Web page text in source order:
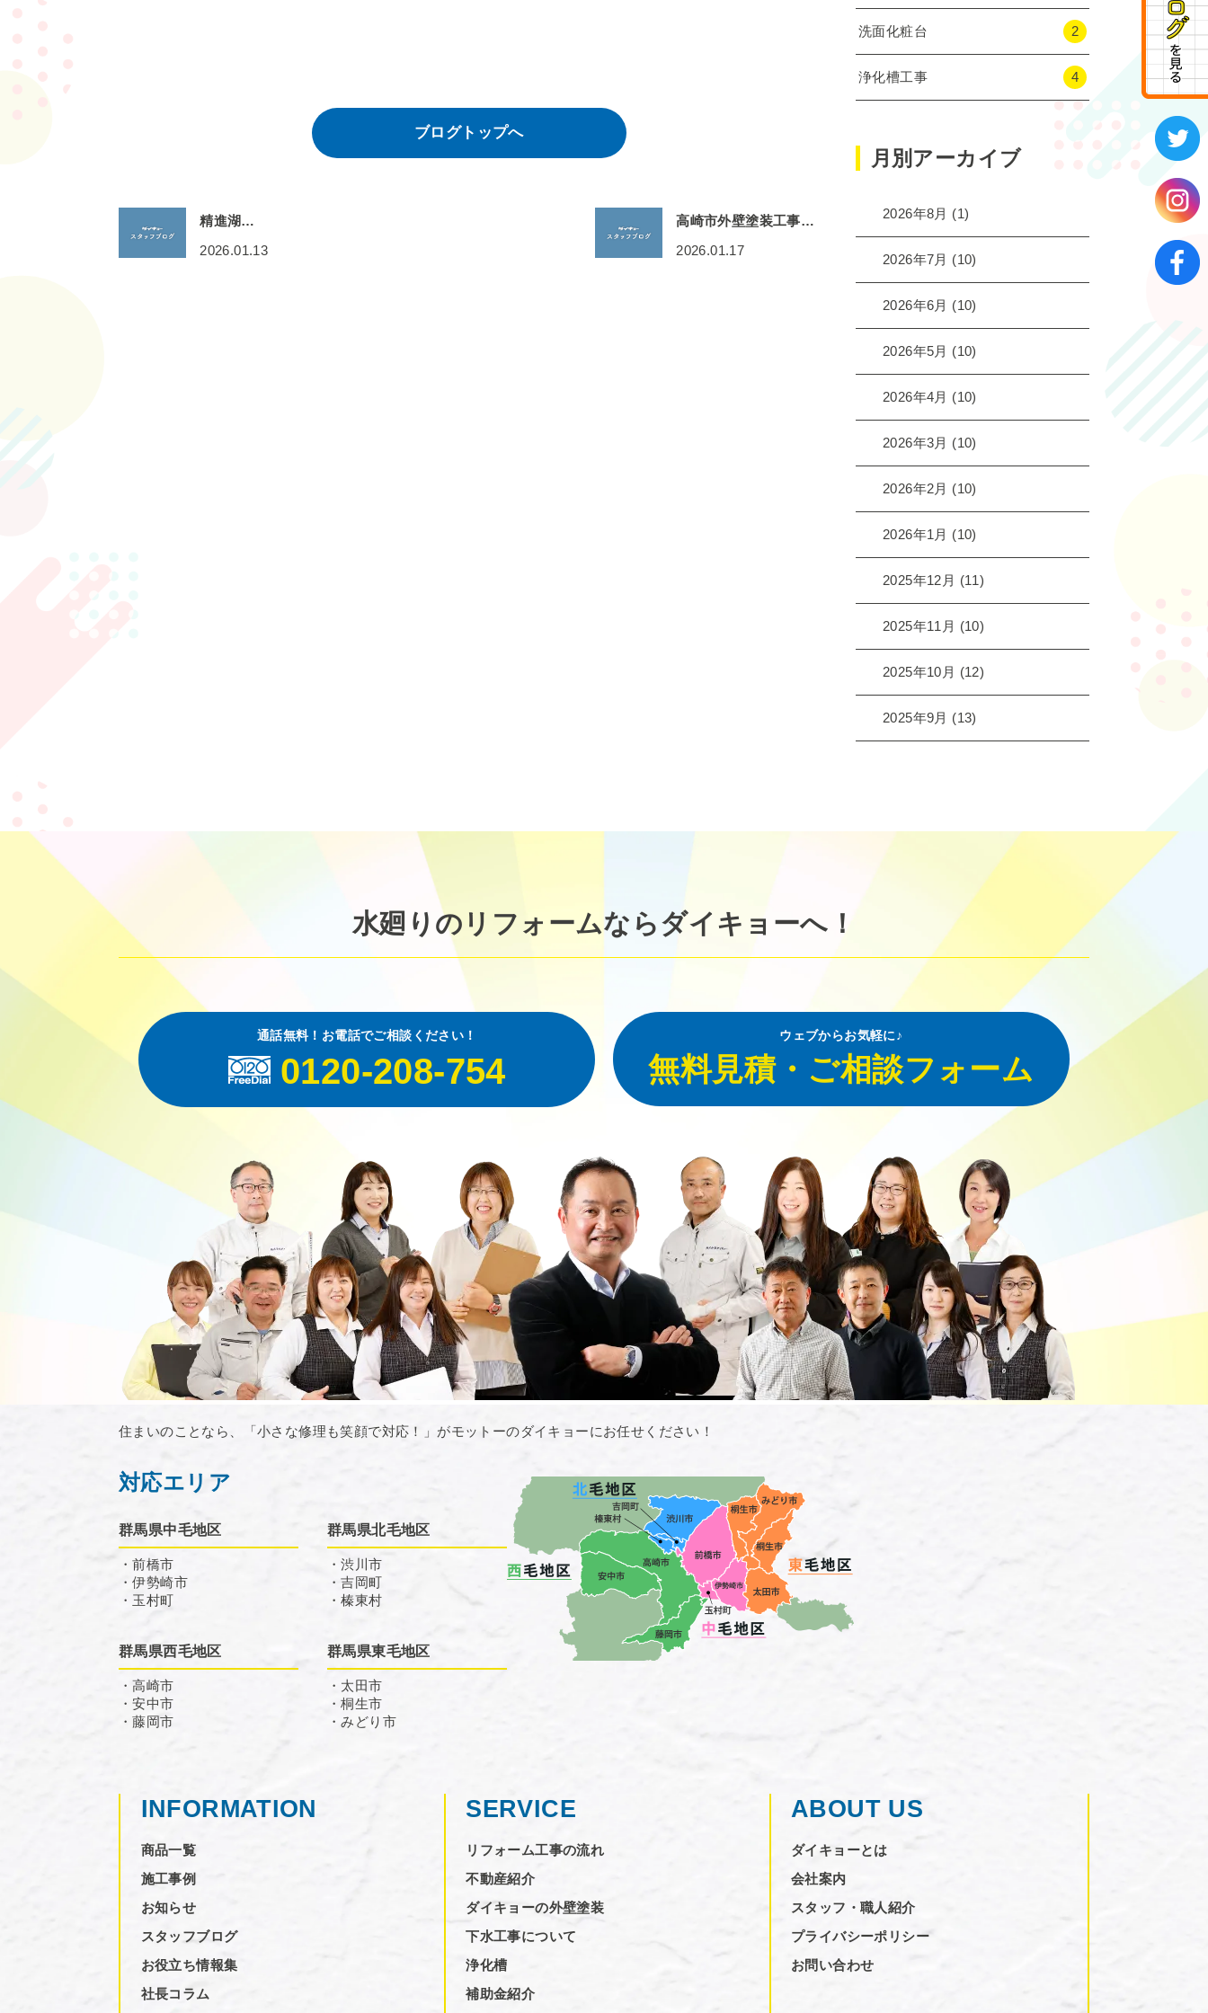
ブログトップへ
精進湖…
2026.01.13
高崎市外壁塗装工事…
2026.01.17
洗面化粧台 2
浄化槽工事 4
月別アーカイブ
2026年8月 (1)
2026年7月 (10)
2026年6月 (10)
2026年5月 (10)
2026年4月 (10)
2026年3月 (10)
2026年2月 (10)
2026年1月 (10)
2025年12月 (11)
2025年11月 (10)
2025年10月 (12)
2025年9月 (13)
水廻りのリフォームならダイキョーへ！
通話無料！お電話でご相談ください！
0120-208-754
ウェブからお気軽に♪
無料見積・ご相談フォーム
住まいのことなら、「小さな修理も笑顔で対応！」がモットーのダイキョーにお任せください！
対応エリア
群馬県中毛地区
・前橋市
・伊勢崎市
・玉村町
群馬県北毛地区
・渋川市
・吉岡町
・榛東村
群馬県西毛地区
・高崎市
・安中市
・藤岡市
群馬県東毛地区
・太田市
・桐生市
・みどり市
INFORMATION
商品一覧
施工事例
お知らせ
スタッフブログ
お役立ち情報集
社長コラム
SERVICE
リフォーム工事の流れ
不動産紹介
ダイキョーの外壁塗装
下水工事について
浄化槽
補助金紹介
ABOUT US
ダイキョーとは
会社案内
スタッフ・職人紹介
プライバシーポリシー
お問い合わせ